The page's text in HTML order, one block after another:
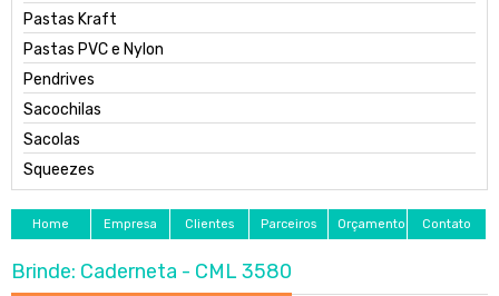
Pastas Kraft
Pastas PVC e Nylon
Pendrives
Sacochilas
Sacolas
Squeezes
Home Empresa Clientes Parceiros Orçamento Contato
Brinde: Caderneta - CML 3580